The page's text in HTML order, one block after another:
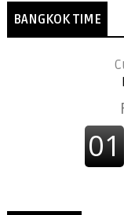
BANGKOK TIME